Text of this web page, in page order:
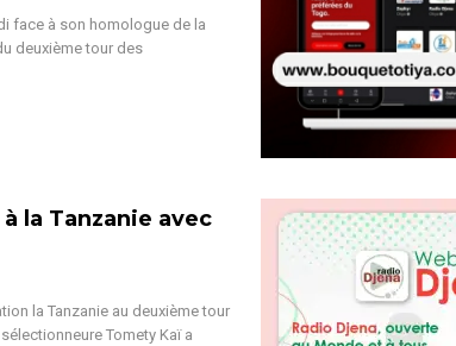
face à son homologue de la
deuxième tour des
la Tanzanie avec
la Tanzanie au deuxième tour
Tomety Kaï a